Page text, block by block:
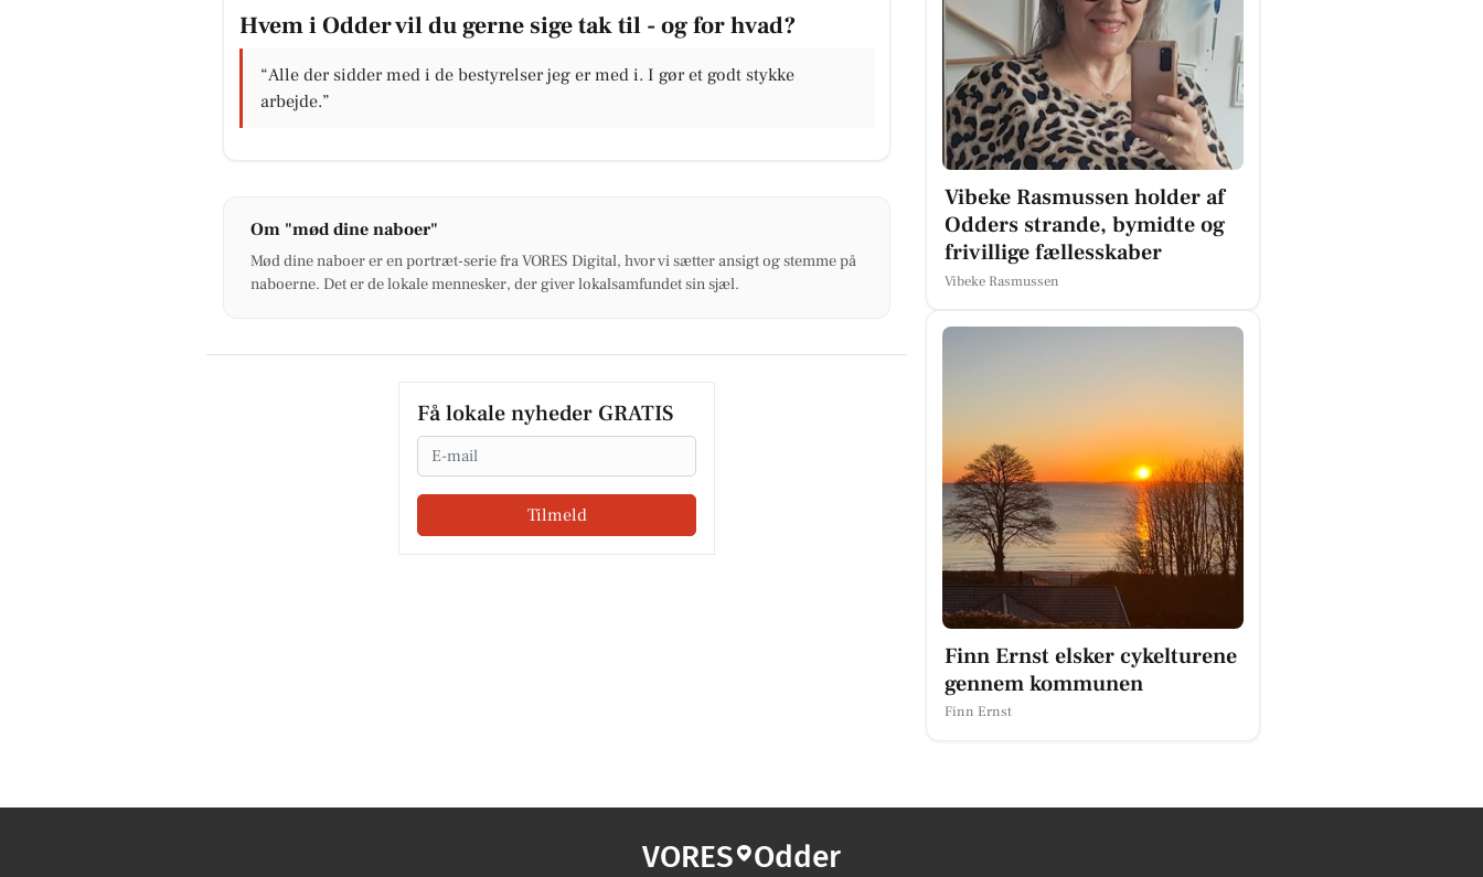
Hvem i Odder vil du gerne sige tak til - og for hvad?
“Alle der sidder med i de bestyrelser jeg er med i. I gør et godt stykke
arbejde.”
Om "mød dine naboer"
Mød dine naboer er en portræt-serie fra VORES Digital, hvor vi sætter ansigt og stemme på
naboerne. Det er de lokale mennesker, der giver lokalsamfundet sin sjæl.
Få lokale nyheder GRATIS
Email
Tilmeld
Vibeke Rasmussen holder af
Odders strande, bymidte og
frivillige fællesskaber
Vibeke Rasmussen
Finn Ernst elsker cykelturene
gennem kommunen
Finn Ernst
VORES Odder